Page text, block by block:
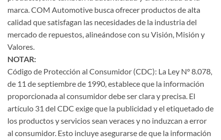
marca. COM Automotive busca ofrecer productos de alta
calidad que satisfagan las necesidades de la industria del
mercado de repuestos, alineándose con su Visión, Misión y
Valores.
NOTAR:
Código de Protección al Consumidor (CDC): La Ley N° 8.078,
de 11 de septiembre de 1990, establece que la información
proporcionada al consumidor debe ser clara y precisa. El
artículo 31 del CDC exige que la publicidad y el etiquetado de
los productos y servicios sean veraces y no induzcan a error
al consumidor. Esto incluye asegurarse de que la información